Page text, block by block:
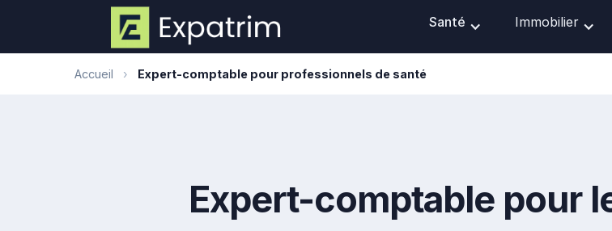
Santé Immobilier
Accueil › Expert-comptable pour professionnels de santé
Expert-comptable pour